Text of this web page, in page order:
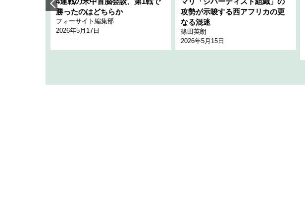
勝ったのはどちらか
フォーサイト編集部
2026年5月17日
攻勢が示唆する西アフリカの更
なる混迷
篠田英朗
2026年5月15日